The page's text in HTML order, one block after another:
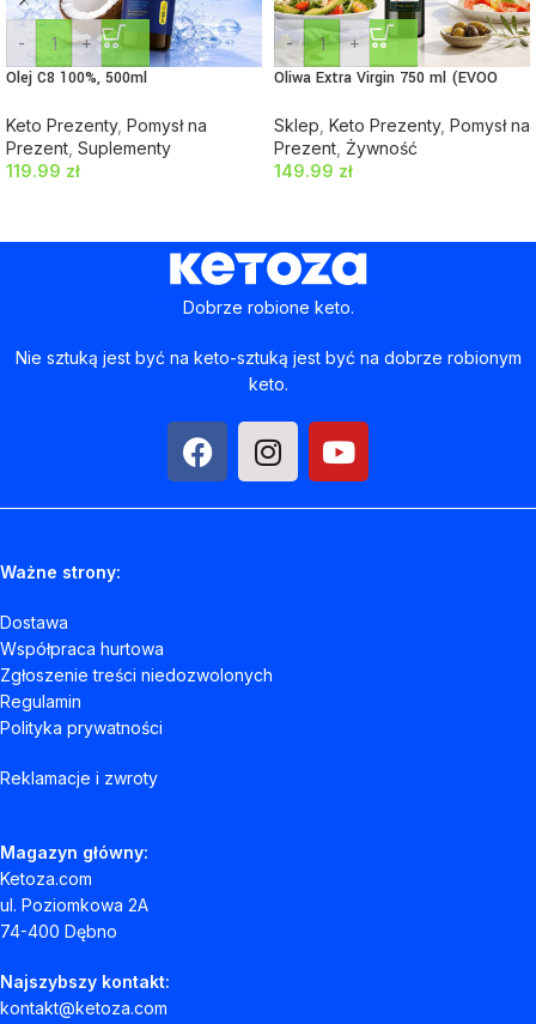
- +
Olej C8 100%, 500ml
Keto Prezenty, Pomysł na
Prezent Suplementy
119.99 zł
- +
Oliwa Extra Virgin 750 ml (EVOO
Sklep Keto Prezenty, Pomysł na
Prezent Żywność
149.99 zł
Dobrze robione keto.
Nie sztuką jest być na keto-sztuką jest być na dobrze robionym
keto.
Ważne strony:
Dostawa
Współpraca hurtowa
Zgłoszenie treści niedozwolonych
Regulamin
Polityka prywatności
Reklamacje i zwroty
Magazyn główny:
Ketoza.com
ul. Poziomkowa 2A
74-400 Dębno
Najszybszy kontakt:
kontakt@ketoza.com